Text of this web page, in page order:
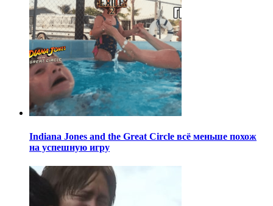
Indiana Jones and the Great Circle всё меньше похож
на успешную игру